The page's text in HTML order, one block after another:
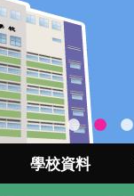
學校資料